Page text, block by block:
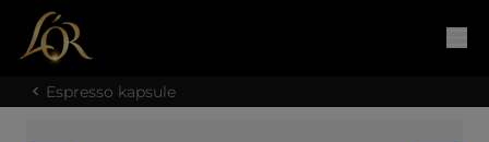
Espresso kapsule